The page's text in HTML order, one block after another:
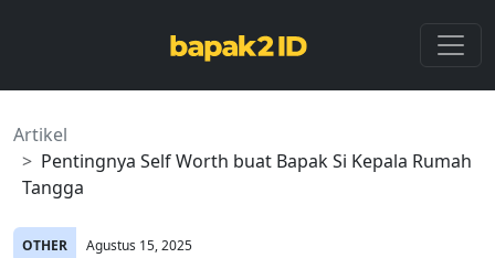
Artikel
Pentingnya Self Worth buat Bapak Si Kepala Rumah
Tangga
OTHER Agustus 15, 2025